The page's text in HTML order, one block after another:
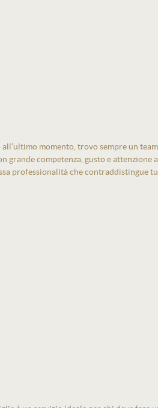
momento, trovo sempre un
competenza, gusto e
professionalità che contraddistingue